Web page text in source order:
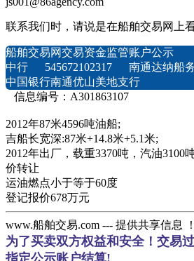
联系我们时，请说是在船舶交易网上
船舶交易网交易资金监管账户公示
中行 545672102317 南通达纳船务
中国银行南通优山美地支行
信息编号：A301863107
2012年87米4596吨油船;
吉船长宽深:87米+14.8米+5.1米;
2012年出厂，载重3370吨，汽油3100
价转让
运油燃点小于等于60度
登记报价678万元
www.船舶交易.com --- 提供共享信息 ！
为了买卖双方权益和安全！交易
指定公示账户结算!